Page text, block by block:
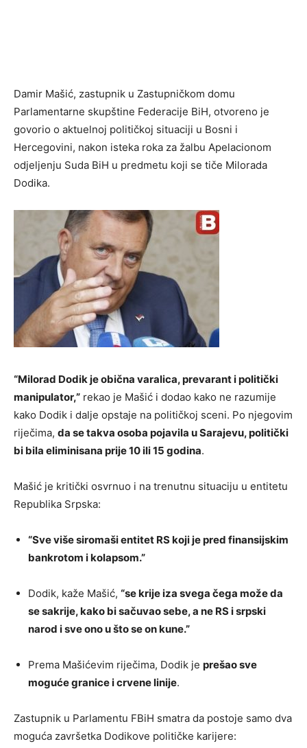
Damir Mašić, zastupnik u Zastupničkom domu
Parlamentarne skupštine Federacije BiH, otvoreno je
govorio o aktuelnoj političkoj situaciji u Bosni i
Hercegovini, nakon isteka roka za žalbu Apelacionom
odjeljenju Suda BiH u predmetu koji se tiče Milorada
Dodika.
“Milorad Dodik je obična varalica, prevarant i politički
manipulator,” rekao je Mašić i dodao kako ne razumije
kako Dodik i dalje opstaje na političkoj sceni. Po njegovim
riječima, da se takva osoba pojavila u Sarajevu, politički
bi bila eliminisana prije 10 ili 15 godina.
Mašić je kritički osvrnuo i na trenutnu situaciju u entitetu
Republika Srpska:
“Sve više siromaši entitet RS koji je pred finansijskim
bankrotom i kolapsom.”
Dodik, kaže Mašić, “se krije iza svega čega može da
se sakrije, kako bi sačuvao sebe, a ne RS i srpski
narod i sve ono u što se on kune.”
Prema Mašićevim riječima, Dodik je prešao sve
moguće granice i crvene linije.
Zastupnik u Parlamentu FBiH smatra da postoje samo dva
moguća završetka Dodikove političke karijere: